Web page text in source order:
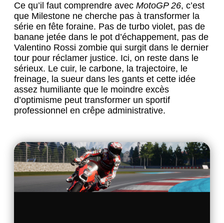
Ce qu’il faut comprendre avec MotoGP 26, c’est
que Milestone ne cherche pas à transformer la
série en fête foraine. Pas de turbo violet, pas de
banane jetée dans le pot d’échappement, pas de
Valentino Rossi zombie qui surgit dans le dernier
tour pour réclamer justice. Ici, on reste dans le
sérieux. Le cuir, le carbone, la trajectoire, le
freinage, la sueur dans les gants et cette idée
assez humiliante que le moindre excès
d’optimisme peut transformer un sportif
professionnel en crêpe administrative.